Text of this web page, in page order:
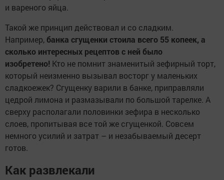
и вареного яйца.
Такой же принцип действовал и со сладким.
Например, банка сгущенки стоила всего 55 копеек, а
сколько интересных рецептов с ней было
изобретено! Кто не помнит знаменитый зефирный торт,
который неизменно вызывал восторг у маленьких
сладкоежек? Сгущенку варили в банке, приправляли
цедрой лимона и размазывали по большой тарелке. А
сверху располагали половинки зефира в несколько
слоев, пропитывая все той же сгущенкой. Совсем
немного усилий и затрат – и незабываемый десерт
готов.
Как развлекали